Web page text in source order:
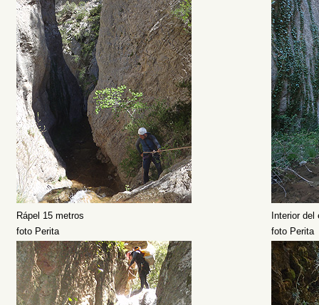
Rápel 15 metros
Interior del
foto Perita
foto Perita